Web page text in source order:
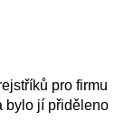
pro firmu
bylo jí přiděleno